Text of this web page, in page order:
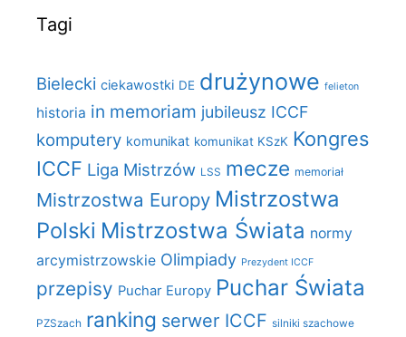
Tagi
Bielecki ciekawostki DE drużynowe felieton
historia in memoriam jubileusz ICCF
komputery komunikat komunikat KSzK Kongres
ICCF Liga Mistrzów LSS mecze memoriał
Mistrzostwa Europy Mistrzostwa
Polski Mistrzostwa Świata normy
arcymistrzowskie Olimpiady Prezydent ICCF
przepisy Puchar Europy Puchar Świata
PZSzach ranking serwer ICCF silniki szachowe